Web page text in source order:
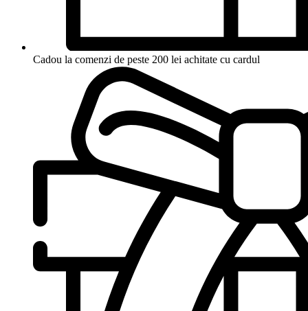
Cadou la comenzi de peste 200 lei achitate cu cardul